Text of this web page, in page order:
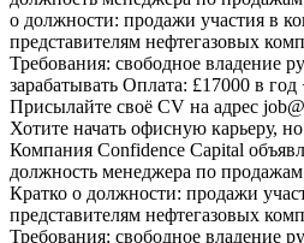
о должности: продажи участия в
представителям нефтегазовых
Требования: свободное владение
зарабатывать Оплата: £17000 в
Присылайте своё CV на адрес
Хотите начать офисную карьеру,
Компания Confidence Capital
должность менеджера по
Кратко о должности: продажи
представителям нефтегазовых
Требования: свободное владение